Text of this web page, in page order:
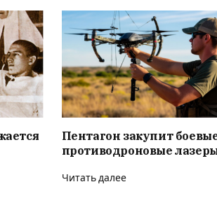
Пентагон закупит
противодроновые
Читать далее